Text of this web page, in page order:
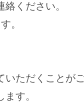
ください。
。
ただくことがご
す。